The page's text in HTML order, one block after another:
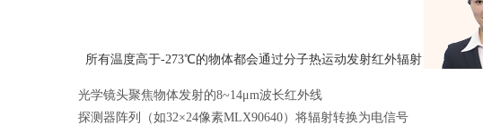
所有温度高于-273℃的物体都会通过分子热运动发射红外辐射，其强度
光学镜头聚焦物体发射的8~14μm波长红外线
探测器阵列（如32×24像素MLX90640）将辐射转换为电信号